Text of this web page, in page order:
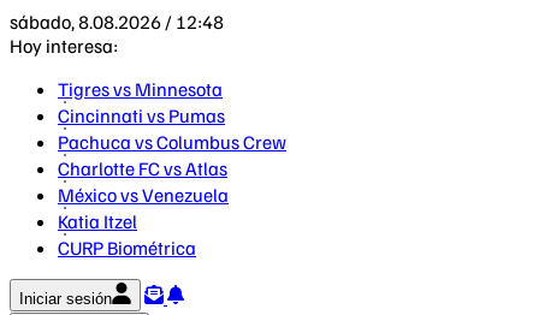
sábado, 8.08.2026 / 12:48
Hoy interesa:
Tigres vs Minnesota
Cincinnati vs Pumas
Pachuca vs Columbus Crew
Charlotte FC vs Atlas
México vs Venezuela
Katia Itzel
CURP Biométrica
Iniciar sesión